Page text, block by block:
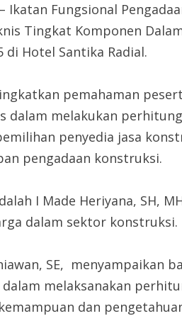
Ikatan Fungsional
Tingkat Komponen
di Hotel Santika Radial.
pemahaman
dalam melakukan
penyedia jasa
pengadaan konstruksi.
I Made Heriyana, SH,
dalam sektor konstruksi.
SE,
melaksanakan
dan